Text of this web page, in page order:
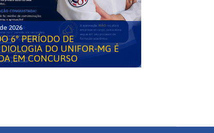
2026
6° PERÍODO DE
DO UNIFOR-MG É
EM CONCURSO